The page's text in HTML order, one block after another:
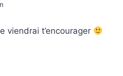
viendrai t’encourager